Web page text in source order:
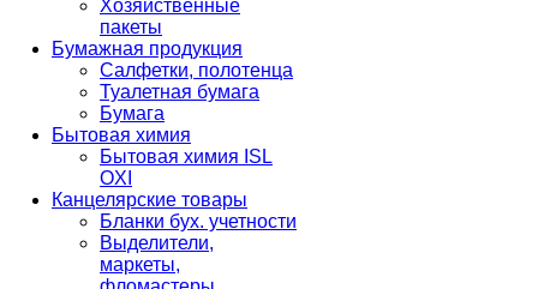
Хозяйственные
пакеты
Бумажная продукция
Салфетки, полотенца
Туалетная бумага
Бумага
Бытовая химия
Бытовая химия ISL
OXI
Канцелярские товары
Бланки бух. учетности
Выделители,
маркеты,